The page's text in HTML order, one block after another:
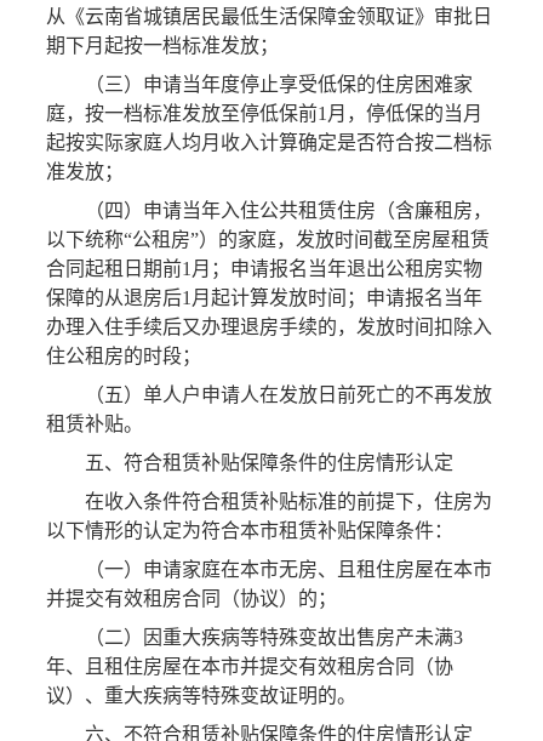
从《云南省城镇居民最低生活保障金领取证》审批日
期下月起按一档标准发放；
（三）申请当年度停止享受低保的住房困难家
庭，按一档标准发放至停低保前1月，停低保的当月
起按实际家庭人均月收入计算确定是否符合按二档标
准发放；
（四）申请当年入住公共租赁住房（含廉租房，
以下统称“公租房”）的家庭，发放时间截至房屋租赁
合同起租日期前1月；申请报名当年退出公租房实物
保障的从退房后1月起计算发放时间；申请报名当年
办理入住手续后又办理退房手续的，发放时间扣除入
住公租房的时段；
（五）单人户申请人在发放日前死亡的不再发放
租赁补贴。
五、符合租赁补贴保障条件的住房情形认定
在收入条件符合租赁补贴标准的前提下，住房为
以下情形的认定为符合本市租赁补贴保障条件：
（一）申请家庭在本市无房、且租住房屋在本市
并提交有效租房合同（协议）的；
（二）因重大疾病等特殊变故出售房产未满3
年、且租住房屋在本市并提交有效租房合同（协
议）、重大疾病等特殊变故证明的。
六、不符合租赁补贴保障条件的住房情形认定